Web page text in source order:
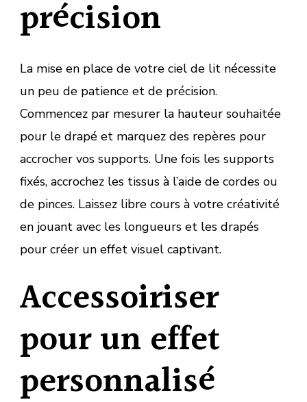
précision
La mise en place de votre ciel de lit nécessite
un peu de patience et de précision.
Commencez par mesurer la hauteur souhaitée
pour le drapé et marquez des repères pour
accrocher vos supports. Une fois les supports
fixés, accrochez les tissus à l’aide de cordes ou
de pinces. Laissez libre cours à votre créativité
en jouant avec les longueurs et les drapés
pour créer un effet visuel captivant.
Accessoiriser
pour un effet
personnalisé